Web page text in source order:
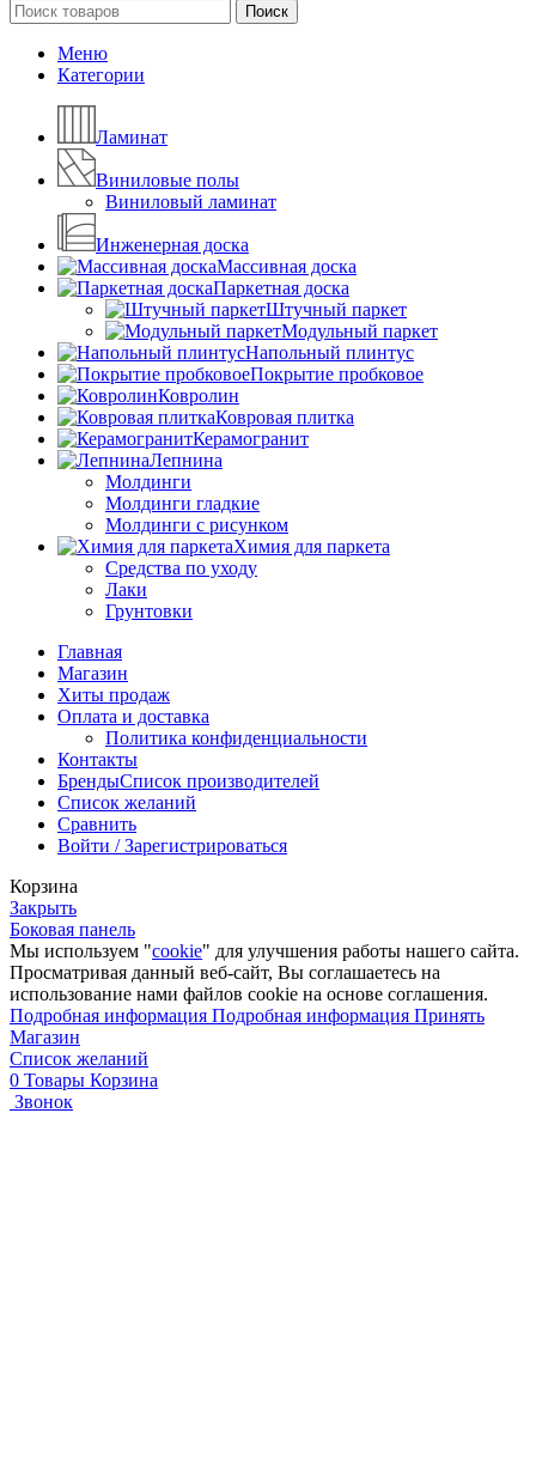
Поиск
Меню
Категории
Ламинат
Виниловые полы
Виниловый ламинат
Инженерная доска
Массивная доска
Паркетная доска
Штучный паркет
Модульный паркет
Напольный плинтус
Покрытие пробковое
Ковролин
Ковровая плитка
Керамогранит
Лепнина
Молдинги
Молдинги гладкие
Молдинги с рисунком
Химия для паркета
Средства по уходу
Лаки
Грунтовки
Главная
Магазин
Хиты продаж
Оплата и доставка
Политика конфиденциальности
Контакты
БрендыСписок производителей
Список желаний
Сравнить
Войти / Зарегистрироваться
Корзина
Закрыть
Боковая панель
Мы используем "cookie" для улучшения работы нашего сайта.
Просматривая данный веб-сайт, Вы соглашаетесь на
использование нами файлов cookie на основе соглашения.
Подробная информация Подробная информация Принять
Магазин
Список желаний
0 Товары Корзина
Звонок